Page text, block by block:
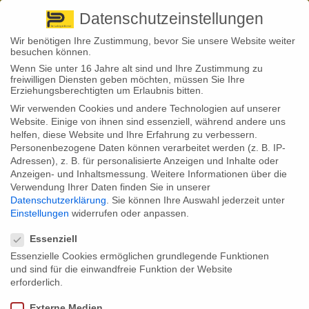
+ 49 3501 528571 |
Back to News
25
Aug.
Stephan Fröhlich
Die Hausrat- und Wohngebäudeversicherer haben im vergangenen
Jahr 220 Millionen Euro für Blitz- und Überspannungsschäden
gezahlt. Das teilt der Gesamtverband der Versicherungswirtschaft
Schadensmeldungen war im Vorjahr rückläufig: sie sank um 70.000
auf 340.000 Meldungen.
Die Bundesbürger haben immer teurere Elektrogeräte in ihrem
Haushalt. Sei es ein Kühlschrank, Laptop, Beamer oder Thermomix:
1.500 Euro für neues Elektro-Inventar aus, und das pro Jahr! Umso
Datenschutzeinstellungen
Wir benötigen Ihre Zustimmung, bevor Sie unsere Website weiter
besuchen können.
Wenn Sie unter 16 Jahre alt sind und Ihre Zustimmung zu
freiwilligen Diensten geben möchten, müssen Sie Ihre
Erziehungsberechtigten um Erlaubnis bitten.
Wir verwenden Cookies und andere Technologien auf unserer
Website. Einige von ihnen sind essenziell, während andere uns
helfen, diese Website und Ihre Erfahrung zu verbessern.
Personenbezogene Daten können verarbeitet werden (z. B. IP-
Adressen), z. B. für personalisierte Anzeigen und Inhalte oder
Anzeigen- und Inhaltsmessung. Weitere Informationen über die
Verwendung Ihrer Daten finden Sie in unserer
Datenschutzerklärung
Sie können Ihre Auswahl jederzeit unter
Einstellungen widerrufen oder anpassen.
Essenziell
Essenzielle Cookies ermöglichen grundlegende Funktionen
und sind für die einwandfreie Funktion der Website
erforderlich.